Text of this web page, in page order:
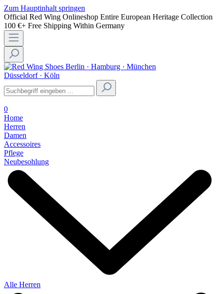
Zum Hauptinhalt springen
Official Red Wing Onlineshop Entire European Heritage Collection
100 €+ Free Shipping Within Germany
Berlin · Hamburg · München
Düsseldorf · Köln
0
Home
Herren
Damen
Accessoires
Pflege
Neubesohlung
Alle Herren